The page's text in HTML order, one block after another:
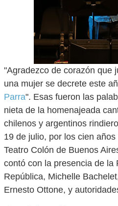
"Agradezco de corazón que
una mujer se decrete este
Parra". Esas fueron las
nieta de la homenajeada
chilenos y argentinos
19 de julio, por los cien
Teatro Colón de Buenos
contó con la presencia de la
República, Michelle
Ernesto Ottone, y